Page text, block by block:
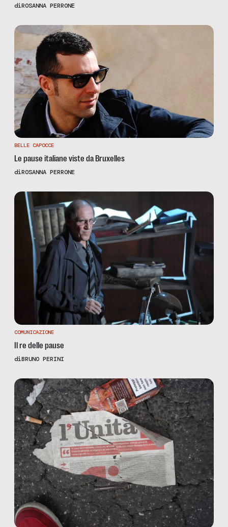
diROSANNA PERRONE
BELLE CAPOCCE
Le pause italiane viste da Bruxelles
diROSANNA PERRONE
COMUNICAZIONE
Il re delle pause
diBRUNO PERINI